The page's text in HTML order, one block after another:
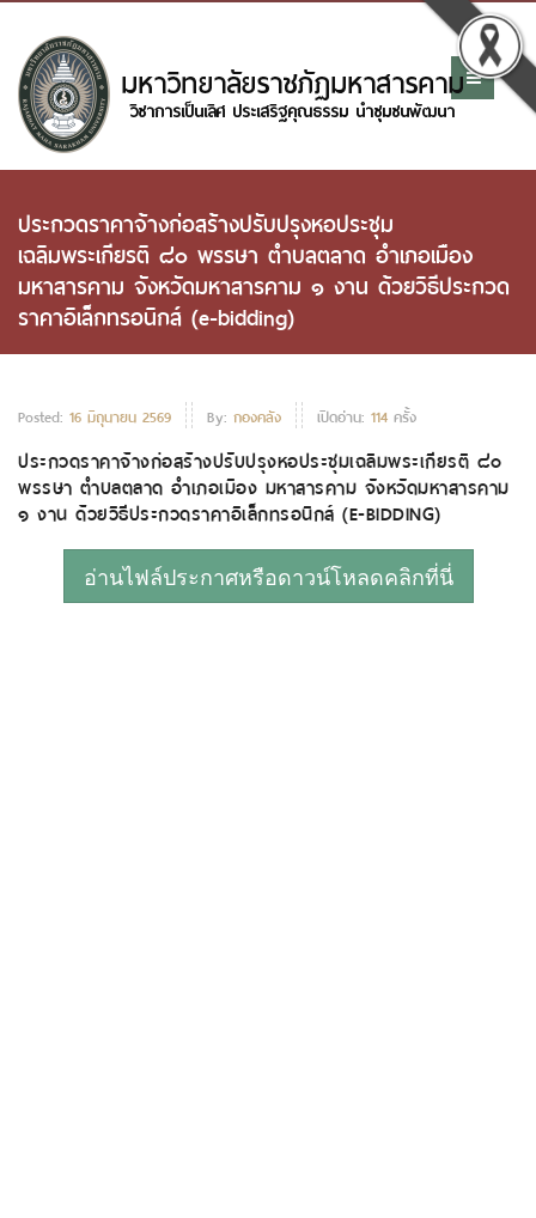
ประกวดราคาจ้างก่อสร้างปรับปรุงหอประชุม
เฉลิมพระเกียรติ ๘๐ พรรษา ตำบลตลาด อำเภอเมือง
มหาสารคาม จังหวัดมหาสารคาม ๑ งาน ด้วยวิธีประกวด
ราคาอิเล็กทรอนิกส์ (e-bidding)
Posted: 16 มิถุนายน 2569 By: กองคลัง เปิดอ่าน: 114 ครั้ง
ประกวดราคาจ้างก่อสร้างปรับปรุงหอประชุมเฉลิมพระเกียรติ ๘๐
พรรษา ตำบลตลาด อำเภอเมือง มหาสารคาม จังหวัดมหาสารคาม
๑ งาน ด้วยวิธีประกวดราคาอิเล็กทรอนิกส์ (E-BIDDING)
อ่านไฟล์ประกาศหรือดาวน์โหลดคลิกที่นี่